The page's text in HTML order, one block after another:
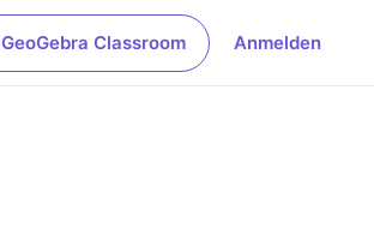
GeoGebra Classroom Anmelden